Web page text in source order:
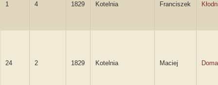
1 4 1829 Kotelnia Franciszek
24 2 1829 Kotelnia Maciej